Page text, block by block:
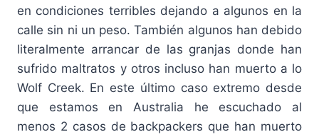
en condiciones terribles dejando a algunos en la
calle sin ni un peso. También algunos han debido
literalmente arrancar de las granjas donde han
sufrido maltratos y otros incluso han muerto a lo
Wolf Creek. En este último caso extremo desde
que estamos en Australia he escuchado al
menos 2 casos de backpackers que han muerto